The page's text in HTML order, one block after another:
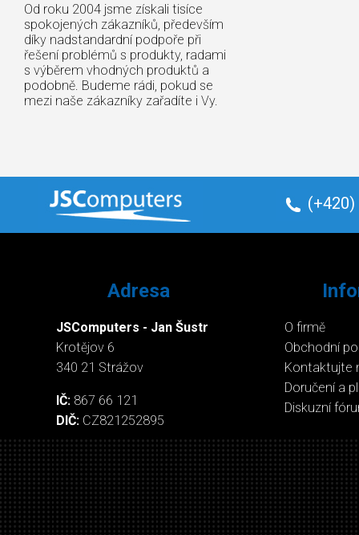
Od roku 2004 jsme získali tisíce
spokojených zákazníků, především
díky nadstandardní podpoře při
řešení problémů s produkty, radami
s výběrem vhodných produktů a
podobně. Budeme rádi, pokud se
mezi naše zákazníky zařadíte i Vy.
(+420)
Adresa
JSComputers - Jan Šustr
Krotějov 6
340 21 Strážov
IČ: 867 66 121
DIČ: CZ821252895
O firmě
Obchodní
Kontaktujte
Doručení a
Diskuzní